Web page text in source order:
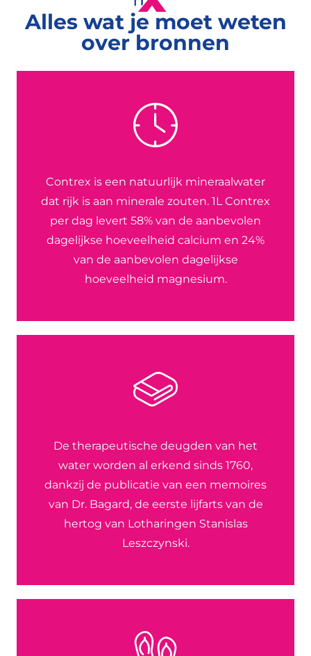
Alles wat je moet weten
over bronnen
Contrex is een natuurlijk mineraalwater
dat rijk is aan minerale zouten. 1L Contrex
per dag levert 58% van de aanbevolen
dagelijkse hoeveelheid calcium en 24%
van de aanbevolen dagelijkse
hoeveelheid magnesium.
De therapeutische deugden van het
water worden al erkend sinds 1760,
dankzij de publicatie van een memoires
van Dr. Bagard, de eerste lijfarts van de
hertog van Lotharingen Stanislas
Leszczynski.